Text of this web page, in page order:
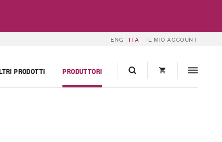
ENG ITA IL MIO ACCOUNT
PRODOTTI PRODUTTORI